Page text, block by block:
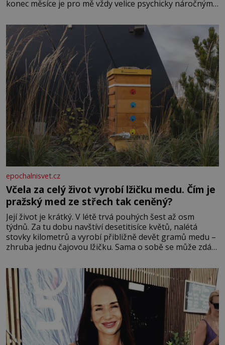
konec měsíce je pro mě vždy velice psychicky náročným
dál častěji volá o pomoc, co se hlídání týče. Dalo by se
epochalnisvet.cz
Včela za celý život vyrobí lžičku medu. Čím je
pražský med ze střech tak ceněný?
Její život je krátký. V létě trvá pouhých šest až osm
týdnů. Za tu dobu navštíví desetitisíce květů, nalétá
stovky kilometrů a vyrobí přibližně devět gramů medu –
zhruba jednu čajovou lžičku. Sama o sobě se může zdát
tisíc příslušnic svého včelstva, vznikne jeden z
nejdokonalejších organismů